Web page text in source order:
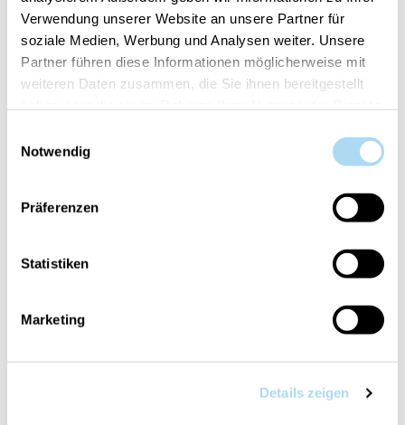
Verwendung unserer Website an unsere Partner für
soziale Medien, Werbung und Analysen weiter. Unsere
Partner führen diese Informationen möglicherweise mit
weiteren Daten zusammen, die Sie ihnen bereitgestellt
Notwendig
Präferenzen
Statistiken
Marketing
Details zeigen
Yankee Candle® verwandelt jeden Moment in ein
einzigartiges Erlebnis. Mit zwei Baumwolldochten
und hochwertigem Sojawachs verströmt jede Kerze
einen bezaubernden Duft, der eine warme und
ein Duft, ein Ritual, das Ihre besonderen Momente
begleitet und unvergesslich macht.
BENUTZER, DIE DIESEN ARTIKEL
GEKAUFT HABEN, HABEN AUCH